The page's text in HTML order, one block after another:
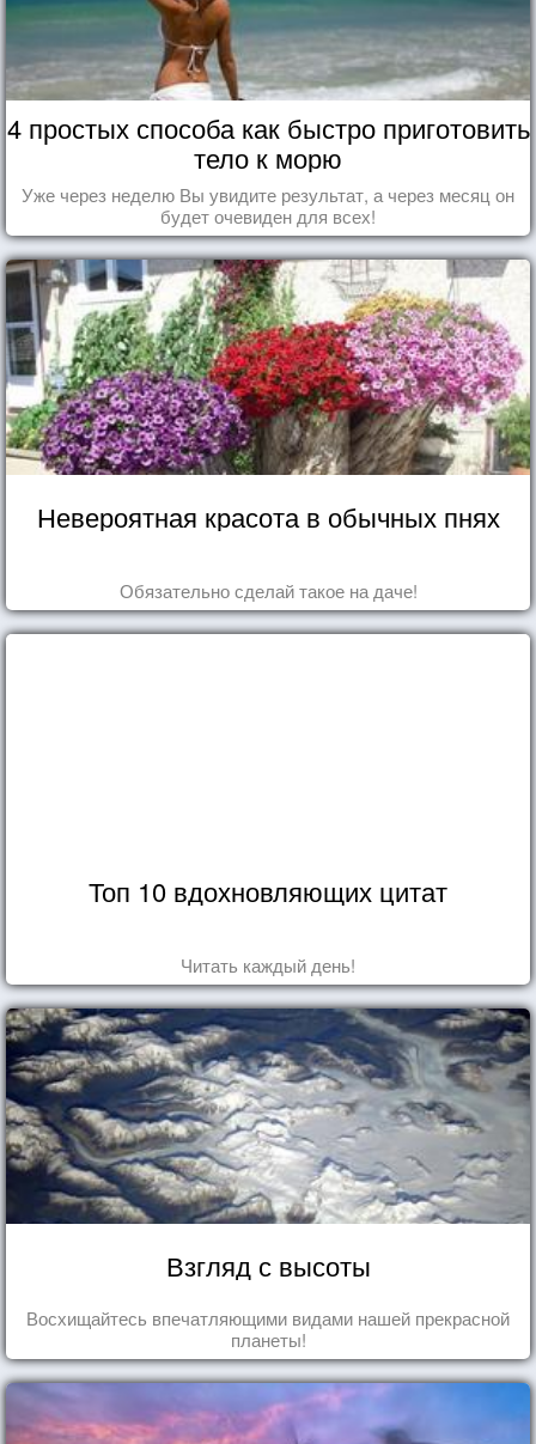
4 простых способа как быстро приготовить
тело к морю
Уже через неделю Вы увидите результат, а через месяц он
будет очевиден для всех!
Невероятная красота в обычных пнях
Обязательно сделай такое на даче!
Топ 10 вдохновляющих цитат
Читать каждый день!
Взгляд с высоты
Восхищайтесь впечатляющими видами нашей прекрасной
планеты!